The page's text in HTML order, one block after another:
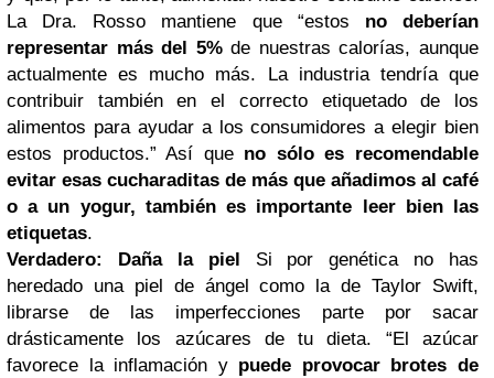
La Dra. Rosso mantiene que “estos no deberían
representar más del 5%de nuestras calorías, aunque
actualmente es mucho más. La industria tendría que
contribuir también en el correcto etiquetado de los
alimentos para ayudar a los consumidores a elegir bien
estos productos.” Así que no sólo es recomendable
evitar esas cucharaditas de más que añadimos al café
o a un yogur, tambiénes importante leer bien las
etiquetas.
Verdadero: Daña la piel Si por genética no has
heredado una piel de ángel como la de Taylor Swift,
librarse de las imperfecciones parte por sacar
drásticamente los azúcares de tu dieta. “El azúcar
favorece la inflamación y puede provocar brotes de